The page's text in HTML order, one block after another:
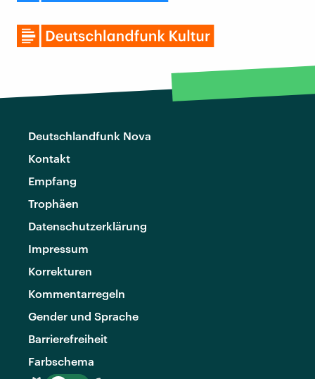
Deutschlandfunk Nova
Kontakt
Empfang
Trophäen
Datenschutzerklärung
Impressum
Korrekturen
Kommentarregeln
Gender und Sprache
Barrierefreiheit
Farbschema